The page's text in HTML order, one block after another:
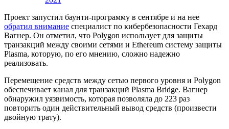
Проект запустил баунти-программу в сентябре и на нее
обратил внимание специалист по кибербезопасности Гехард
Вагнер. Он отметил, что Polygon использует для защиты
транзакций между своими сетями и Ethereum систему защиты
Plasma, которую, по его мнению, сложно надежно
реализовать.
Перемещение средств между сетью первого уровня и Polygon
обеспечивает канал для транзакций Plasma Bridge. Вагнер
обнаружил уязвимость, которая позволяла до 223 раз
повторить один действительный вывод средств (произвести
двойную трату).